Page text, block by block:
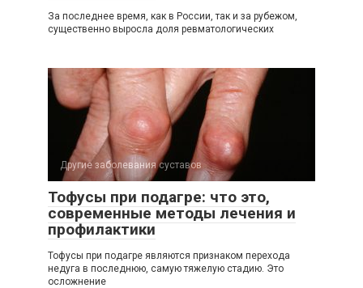
За последнее время, как в России, так и за рубежом,
существенно выросла доля ревматологических
Другие заболевания суставов
Тофусы при подагре: что это,
современные методы лечения и
профилактики
Тофусы при подагре являются признаком перехода
недуга в последнюю, самую тяжелую стадию. Это
осложнение